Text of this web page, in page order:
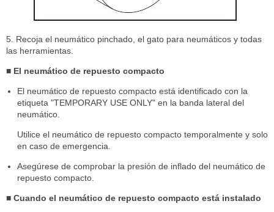
5. Recoja el neumático pinchado, el gato para neumáticos y todas
las herramientas.
■ El neumático de repuesto compacto
El neumático de repuesto compacto está identificado con la
etiqueta "TEMPORARY USE ONLY" en la banda lateral del
neumático.
Utilice el neumático de repuesto compacto temporalmente y solo
en caso de emergencia.
Asegúrese de comprobar la presión de inflado del neumático de
repuesto compacto.
■ Cuando el neumático de repuesto compacto está instalado